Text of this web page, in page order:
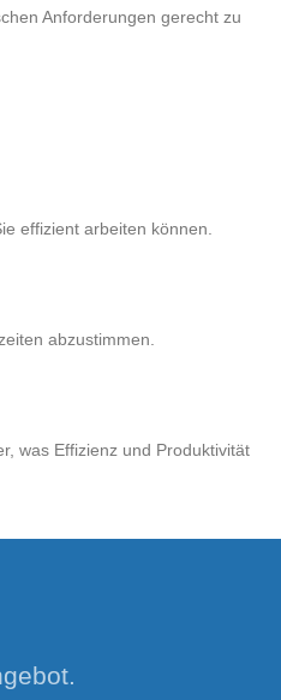
Anforderungen gerecht zu
effizient arbeiten können.
abzustimmen.
was Effizienz und Produktivität